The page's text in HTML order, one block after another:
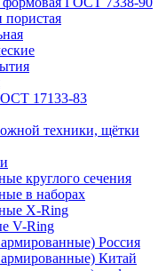
пористая
17133-83
техники, щётки
круглого сечения
в наборах
Х-Ring
V-Ring
Россия
Китай